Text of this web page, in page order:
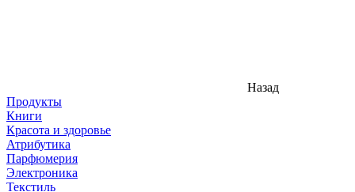
Назад
Продукты
Книги
Красота и здоровье
Атрибутика
Парфюмерия
Электроника
Текстиль